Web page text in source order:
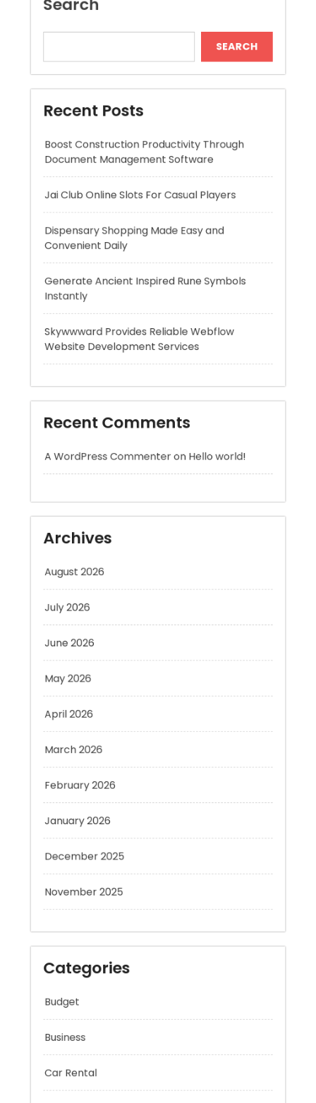
Recent Posts
Boost Construction Productivity Through
Jai Club Online Slots For Casual Players
Dispensary Shopping Made Easy and
Convenient Daily
Generate Ancient Inspired Rune Symbols
Instantly
Skywwward Provides Reliable Webflow
Website Development Services
A WordPress CommenteronHello world!
August 2026
July 2026
June 2026
April 2026
March 2026
December 2025
November 2025
Categories
Budget
Business